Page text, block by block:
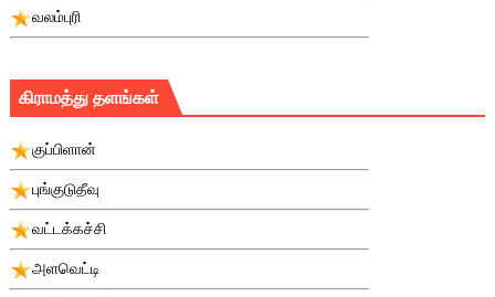
வலம்புரி
கிராமத்து தளங்கள்
குப்பிளான்
புங்குடுதீவு
வட்டக்கச்சி
அளவெட்டி